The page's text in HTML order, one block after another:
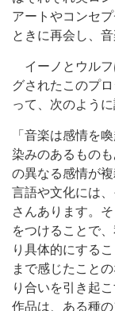
アートやコンセ
ときに再会し、
イーノとウルフ
グされたこのプ
って、次のように
「音楽は感情を
染みのあるもの
の異なる感情が
言語や文化には
さんあります。
をつけることで
り具体的にする
まで感じたこと
り合いを引き起
作品は、ある種